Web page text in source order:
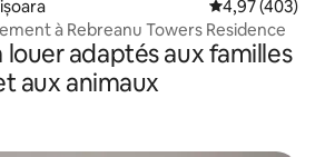
Note
4,97 (403)
à Rebreanu Towers Residence
adaptés aux familles
aux animaux